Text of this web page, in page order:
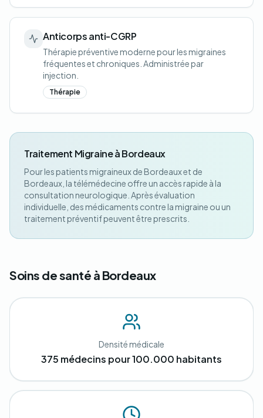
Anticorps anti-CGRP
Thérapie préventive moderne pour les migraines
fréquentes et chroniques. Administrée par
injection.
Thérapie
Traitement Migraine à Bordeaux
Pour les patients migraineux de Bordeaux et de
Bordeaux, la télémédecine offre un accès rapide à la
consultation neurologique. Après évaluation
individuelle, des médicaments contre la migraine ou un
traitement préventif peuvent être prescrits.
Soins de santé à Bordeaux
Densité médicale
375 médecins pour 100.000 habitants